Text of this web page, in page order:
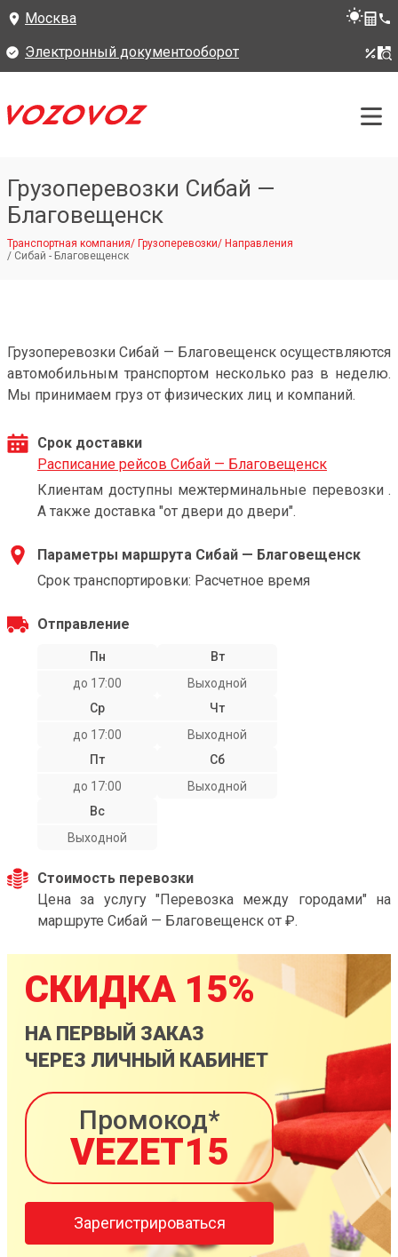
Москва
Электронный документооборот
Грузоперевозки Сибай —
Благовещенск
Транспортная компания/ Грузоперевозки/ Направления
/ Сибай - Благовещенск
Грузоперевозки Сибай — Благовещенск осуществляются
автомобильным транспортом несколько раз в неделю.
Мы принимаем груз от физических лиц и компаний.
Срок доставки
Расписание рейсов Сибай — Благовещенск
Клиентам доступны межтерминальные перевозки .
А также доставка "от двери до двери".
Параметры маршрута Сибай — Благовещенск
Срок транспортировки: Расчетное время
Отправление
Пн
до 17:00
Вт
Выходной
Ср
до 17:00
Чт
Выходной
Пт
до 17:00
Сб
Выходной
Вс
Выходной
Стоимость перевозки
Цена за услугу "Перевозка между городами" на
маршруте Сибай — Благовещенск от ₽.
СКИДКА 15%
НА ПЕРВЫЙ ЗАКАЗ
ЧЕРЕЗ ЛИЧНЫЙ КАБИНЕТ
Промокод*
VEZET15
Зарегистрироваться